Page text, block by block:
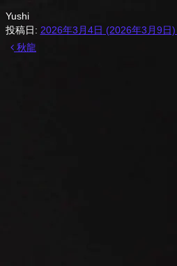
Yushi
投稿日: 2026年3月4日 (2026年3月9日)
投稿ナビゲーショ
秋龍